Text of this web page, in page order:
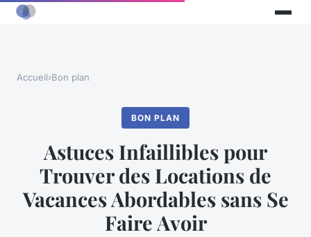
Accueil›Bon plan
BON PLAN
Astuces Infaillibles pour
Trouver des Locations de
Vacances Abordables sans Se
Faire Avoir